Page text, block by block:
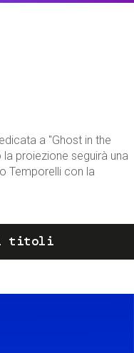
a "Ghost in the
proiezione seguirà una
Temporelli con la
titoli